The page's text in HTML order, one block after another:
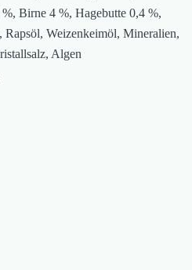
Birne 4 %, Hagebutte 0,4 %,
Rapsöl, Weizenkeimöl, Mineralien,
Algen